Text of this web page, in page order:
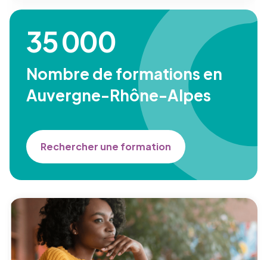
35 000
Nombre de formations en
Auvergne-Rhône-Alpes
Rechercher une formation